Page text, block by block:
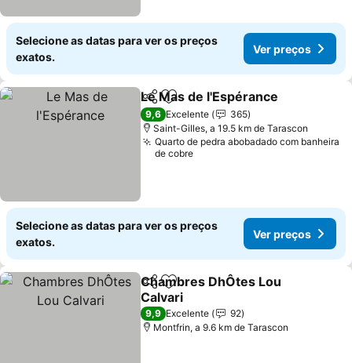
Selecione as datas para ver os preços
exatos.
Ver preços
PartilharAdicionar aos favoritos
Le Mas de l'Espérance
9,6 Excelente
365
Saint-Gilles, a 19.5 km de Tarascon
Quarto de pedra abobadado com banheira
de cobre
Selecione as datas para ver os preços
exatos.
Ver preços
PartilharAdicionar aos favoritos
Chambres DhÔtes Lou
Calvari
9,9 Excelente
92
Montfrin, a 9.6 km de Tarascon